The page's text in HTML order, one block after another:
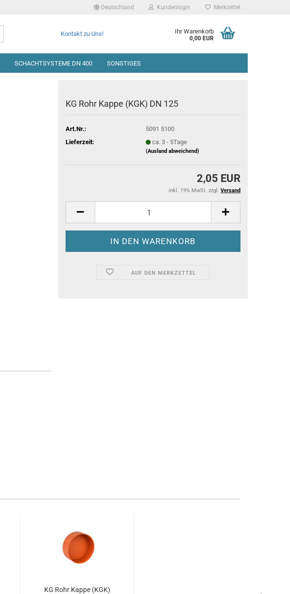
Deutschland Kundenlogin Merkzettel
Kontakt zu Uns! Ihr Warenkorb
0,00 EUR
SCHACHTSYSTEME DN 400 SONSTIGES
KG Rohr Kappe (KGK) DN 125
Art.Nr.:
5091 5100
Lieferzeit:
ca. 3 - 5Tage
(Ausland abweichend)
2,05 EUR
inkl. 19% MwSt. zzgl. Versand
AUF DEN MERKZETTEL
KG Rohr Kappe (KGK)